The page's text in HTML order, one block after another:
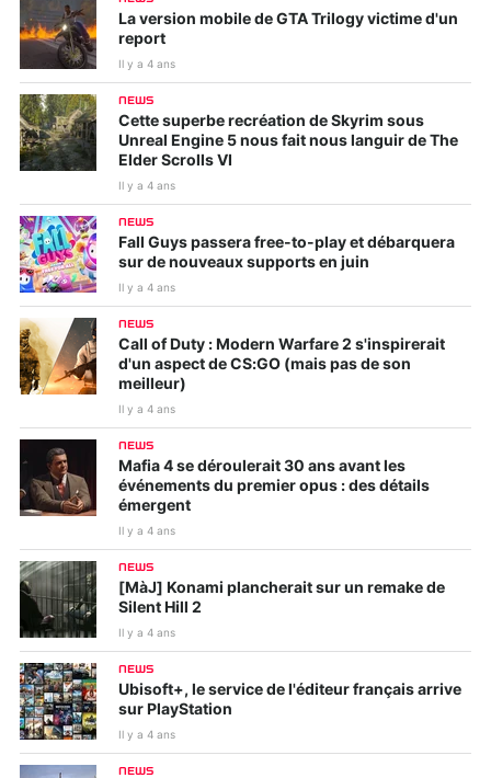
La version mobile de GTA Trilogy victime d'un
report
Il y a 4 ans
NEWS
Cette superbe recréation de Skyrim sous
Unreal Engine 5 nous fait nous languir de The
Elder Scrolls VI
Il y a 4 ans
NEWS
Fall Guys passera free-to-play et débarquera
sur de nouveaux supports en juin
Il y a 4 ans
NEWS
Call of Duty : Modern Warfare 2 s'inspirerait
d'un aspect de CS:GO (mais pas de son
meilleur)
Il y a 4 ans
NEWS
Mafia 4 se déroulerait 30 ans avant les
événements du premier opus : des détails
émergent
Il y a 4 ans
NEWS
[MàJ] Konami plancherait sur un remake de
Silent Hill 2
Il y a 4 ans
NEWS
Ubisoft+, le service de l'éditeur français arrive
sur PlayStation
Il y a 4 ans
NEWS